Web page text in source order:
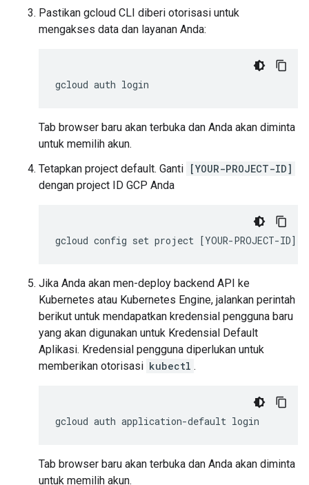
Pastikan gcloud CLI diberi otorisasi untuk
mengakses data dan layanan Anda:
gcloud auth login
Tab browser baru akan terbuka dan Anda akan diminta
untuk memilih akun.
Tetapkan project default. Ganti [YOUR-PROJECT-ID]
dengan project ID GCP Anda
gcloud config set project [YOUR-PROJECT-ID]
Jika Anda akan men-deploy backend API ke
Kubernetes atau Kubernetes Engine, jalankan perintah
berikut untuk mendapatkan kredensial pengguna baru
yang akan digunakan untuk Kredensial Default
Aplikasi. Kredensial pengguna diperlukan untuk
memberikan otorisasi kubectl .
gcloud auth application-default login
Tab browser baru akan terbuka dan Anda akan diminta
untuk memilih akun.